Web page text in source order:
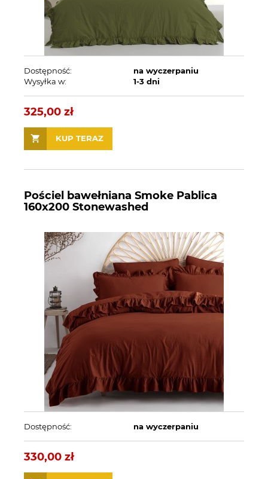
Dostępność:
na wyczerpaniu
Wysyłka w:
1-3 dni
325,00 zł
KUP TERAZ
Pościel bawełniana Smoke Pablica
160x200 Stonewashed
Dostępność: na wyczerpaniu
330,00 zł